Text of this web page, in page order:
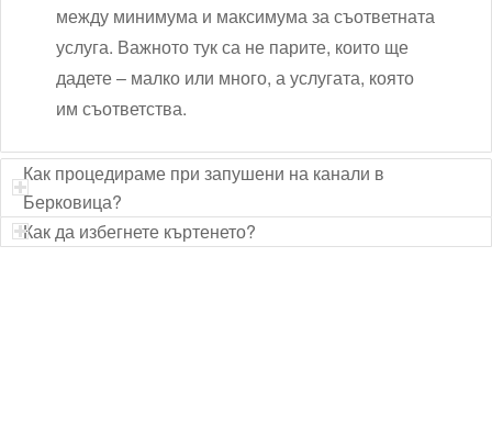
между минимума и максимума за съответната
услуга. Важното тук са не парите, които ще
дадете – малко или много, а услугата, която
им съответства.
Как процедираме при запушени на канали в
Берковица?
Как да избегнете къртенето?